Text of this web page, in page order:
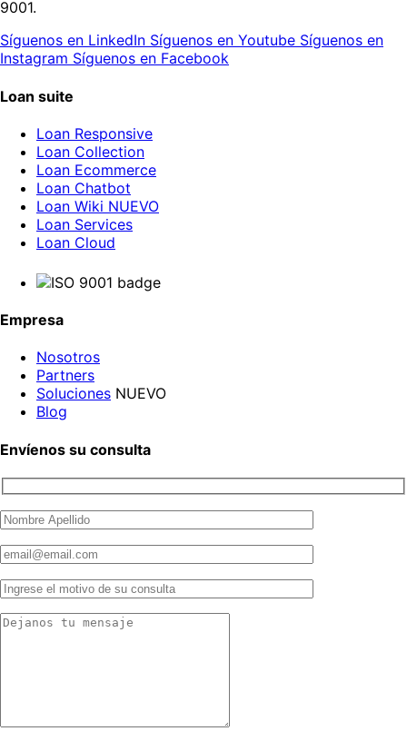
9001.
Síguenos en LinkedIn Síguenos en Youtube Síguenos en
Instagram Síguenos en Facebook
Loan suite
Loan Responsive
Loan Collection
Loan Ecommerce
Loan Chatbot
Loan Wiki NUEVO
Loan Services
Loan Cloud
Empresa
Nosotros
Partners
Soluciones NUEVO
Blog
Envíenos su consulta